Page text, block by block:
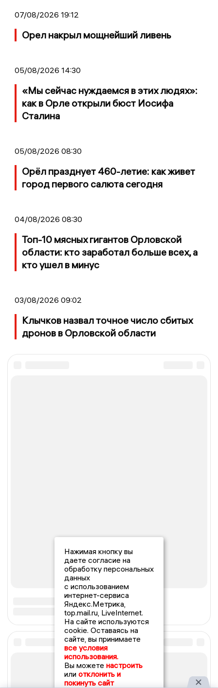
07/08/2026 19:12
Орел накрыл мощнейший ливень
05/08/2026 14:30
«Мы сейчас нуждаемся в этих людях»:
как в Орле открыли бюст Иосифа
Сталина
05/08/2026 08:30
Орёл празднует 460-летие: как живет
город первого салюта сегодня
04/08/2026 08:30
Топ-10 мясных гигантов Орловской
области: кто заработал больше всех, а
кто ушел в минус
03/08/2026 09:02
Клычков назвал точное число сбитых
дронов в Орловской области
Нажимая кнопку вы
даете согласие на
обработку персональных
данных
с использованием
интернет-сервиса
Яндекс.Метрика,
top.mail.ru, LiveInternet.
На сайте используются
cookie. Оставаясь на
сайте, вы принимаете
все условия
использования.
Вы можете настроить
или отклонить и
покинуть сайт